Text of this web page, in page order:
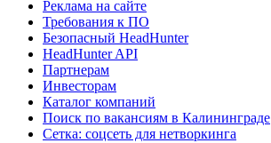
Реклама на сайте
Требования к ПО
Безопасный HeadHunter
HeadHunter API
Партнерам
Инвесторам
Каталог компаний
Поиск по вакансиям в Калининграде
Сетка: соцсеть для нетворкинга